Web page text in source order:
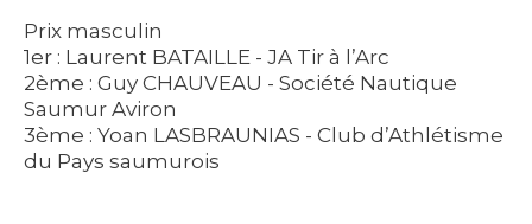
Prix masculin
1er : Laurent BATAILLE - JA Tir à l’Arc
2ème : Guy CHAUVEAU - Société Nautique
Saumur Aviron
3ème : Yoan LASBRAUNIAS - Club d’Athlétisme
du Pays saumurois